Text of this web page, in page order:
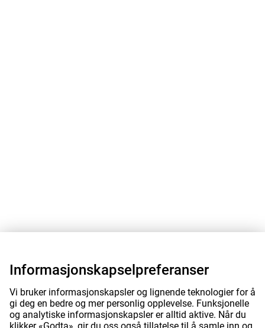
Informasjonskapselpreferanser
Vi bruker informasjonskapsler og lignende teknologier for å
gi deg en bedre og mer personlig opplevelse. Funksjonelle
og analytiske informasjonskapsler er alltid aktive. Når du